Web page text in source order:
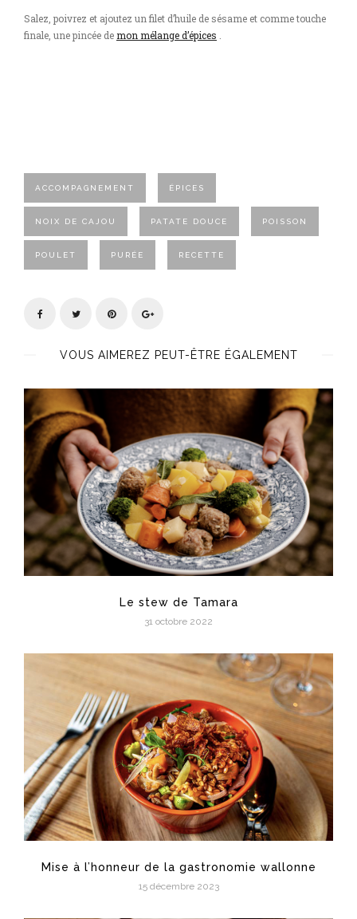
Salez, poivrez et ajoutez un filet d’huile de sésame et comme touche
finale, une pincée demon mélange d’épices
ACCOMPAGNEMENT ÉPICES
NOIX DE CAJOU PATATE DOUCE POISSON
POULET PURÉE RECETTE
VOUS AIMEREZ PEUT-ÊTRE ÉGALEMENT
Le stew de Tamara
31 octobre 2022
Mise à l’honneur de la gastronomie wallonne
15 décembre 2023